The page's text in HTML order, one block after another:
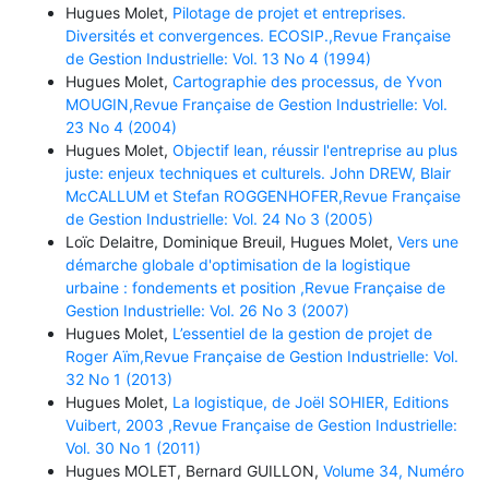
Hugues Molet, Pilotage de projet et entreprises.
Diversités et convergences. ECOSIP.,Revue Française
de Gestion Industrielle: Vol. 13 No 4 (1994)
Hugues Molet, Cartographie des processus, de Yvon
MOUGIN,Revue Française de Gestion Industrielle: Vol.
23 No 4 (2004)
Hugues Molet, Objectif lean, réussir l'entreprise au plus
juste: enjeux techniques et culturels. John DREW, Blair
McCALLUM et Stefan ROGGENHOFER,Revue Française
de Gestion Industrielle: Vol. 24 No 3 (2005)
Loïc Delaitre, Dominique Breuil, Hugues Molet, Vers une
démarche globale d'optimisation de la logistique
urbaine : fondements et position ,Revue Française de
Gestion Industrielle: Vol. 26 No 3 (2007)
Hugues Molet, L’essentiel de la gestion de projet de
Roger Aïm,Revue Française de Gestion Industrielle: Vol.
32 No 1 (2013)
Hugues Molet, La logistique, de Joël SOHIER, Editions
Vuibert, 2003 ,Revue Française de Gestion Industrielle:
Vol. 30 No 1 (2011)
Hugues MOLET, Bernard GUILLON, Volume 34, Numéro